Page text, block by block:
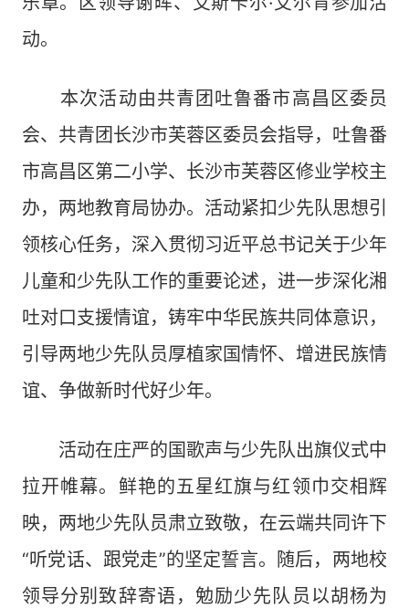
动。
本次活动由共青团吐鲁番市高昌区委员
会、共青团长沙市芙蓉区委员会指导，吐鲁番
市高昌区第二小学、长沙市芙蓉区修业学校主
办，两地教育局协办。活动紧扣少先队思想引
领核心任务，深入贯彻习近平总书记关于少年
儿童和少先队工作的重要论述，进一步深化湘
吐对口支援情谊，铸牢中华民族共同体意识，
引导两地少先队员厚植家国情怀、增进民族情
谊、争做新时代好少年。
活动在庄严的国歌声与少先队出旗仪式中
拉开帷幕。鲜艳的五星红旗与红领巾交相辉
映，两地少先队员肃立致敬，在云端共同许下
“听党话、跟党走”的坚定誓言。随后，两地校
领导分别致辞寄语，勉励少先队员以胡杨为